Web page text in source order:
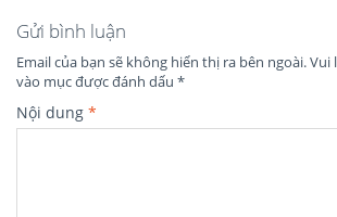
Gửi bình luận
Email của bạn sẽ không hiển thị ra bên ngoài.Vui
vào mục được đánh dấu *
Nội dung *